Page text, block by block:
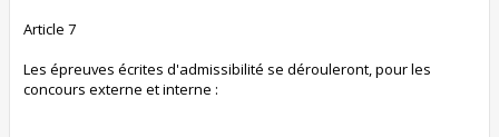
Article 7
Les épreuves écrites d'admissibilité se dérouleront, pour les
concours externe et interne :